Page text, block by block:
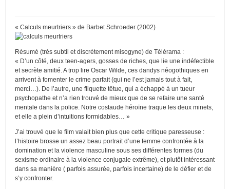
« Calculs meurtriers » de Barbet Schroeder (2002)
Résumé (très subtil et discrètement misogyne) de Télérama :
« D’un côté, deux teen-agers, gosses de riches, que lie une indéfectible
et secrète amitié. A trop lire Oscar Wilde, ces dandys néogothiques en
arrivent à fomenter le crime parfait (qui ne l’est jamais tout à fait,
merci…). De l’autre, une fliquette têtue, qui a échappé à un tueur
psychopathe et n’a rien trouvé de mieux que de se refaire une santé
mentale dans la police. Notre costaude héroïne traque les deux minets,
et elle a plein d’intuitions formidables… »
J’ai trouvé que le film valait bien plus que cette critique paresseuse :
l’histoire brosse un assez beau portrait d’une femme confrontée à la
domination et la violence masculine sous ses différentes formes (du
sexisme ordinaire à la violence conjugale extrême), et plutôt intéressant
dans sa manière ( parfois assurée, parfois incertaine) de le défier et de
s’y confronter.